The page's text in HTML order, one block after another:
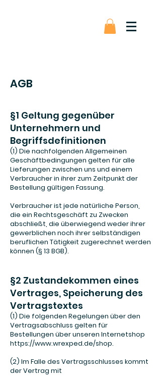
AGB
§1 Geltung gegenüber
Unternehmern und
Begriffsdefinitionen
(1) Die nachfolgenden Allgemeinen
Geschäftbedingungen gelten für alle
Lieferungen zwischen uns und einem
Verbraucher in ihrer zum Zeitpunkt der
Bestellung gültigen Fassung.
Verbraucher ist jede natürliche Person,
die ein Rechtsgeschäft zu Zwecken
abschließt, die überwiegend weder ihrer
gewerblichen noch ihrer selbständigen
beruflichen Tätigkeit zugerechnet werden
können (§ 13 BGB).
§2 Zustandekommen eines
Vertrages, Speicherung des
Vertragstextes
(1) Die folgenden Regelungen über den
Vertragsabschluss gelten für
Bestellungen über unseren Internetshop
https://www.wrexped.de/shop.
(2) Im Falle des Vertragsschlusses kommt
der Vertrag mit